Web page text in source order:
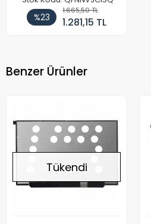
%23
1.665,50 TL
1.281,15 TL
Benzer Ürünler
Tükendi